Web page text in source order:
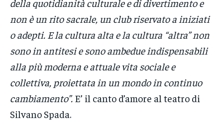
della quotidianità culturale e di divertimento e
non è un rito sacrale, un club riservato a iniziati
o adepti. E la cultura alta e la cultura “altra” non
sono in antitesi e sono ambedue indispensabili
alla più moderna e attuale vita sociale e
collettiva, proiettata in un mondo in continuo
cambiamento”. E’ il canto d’amore al teatro di
Silvano Spada.